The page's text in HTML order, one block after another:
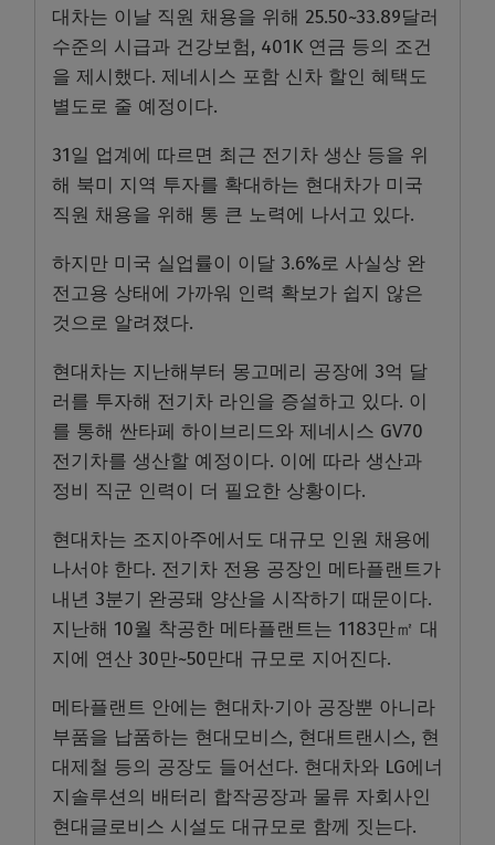
대차는 이날 직원 채용을 위해 25.50~33.89달러
수준의 시급과 건강보험, 401K 연금 등의 조건
을 제시했다. 제네시스 포함 신차 할인 혜택도
별도로 줄 예정이다.
31일 업계에 따르면 최근 전기차 생산 등을 위
해 북미 지역 투자를 확대하는 현대차가 미국
직원 채용을 위해 통 큰 노력에 나서고 있다.
하지만 미국 실업률이 이달 3.6%로 사실상 완
전고용 상태에 가까워 인력 확보가 쉽지 않은
것으로 알려졌다.
현대차는 지난해부터 몽고메리 공장에 3억 달
러를 투자해 전기차 라인을 증설하고 있다. 이
를 통해 싼타페 하이브리드와 제네시스 GV70
전기차를 생산할 예정이다. 이에 따라 생산과
정비 직군 인력이 더 필요한 상황이다.
현대차는 조지아주에서도 대규모 인원 채용에
나서야 한다. 전기차 전용 공장인 메타플랜트가
내년 3분기 완공돼 양산을 시작하기 때문이다.
지난해 10월 착공한 메타플랜트는 1183만㎡ 대
지에 연산 30만~50만대 규모로 지어진다.
메타플랜트 안에는 현대차·기아 공장뿐 아니라
부품을 납품하는 현대모비스, 현대트랜시스, 현
대제철 등의 공장도 들어선다. 현대차와 LG에너
지솔루션의 배터리 합작공장과 물류 자회사인
현대글로비스 시설도 대규모로 함께 짓는다.